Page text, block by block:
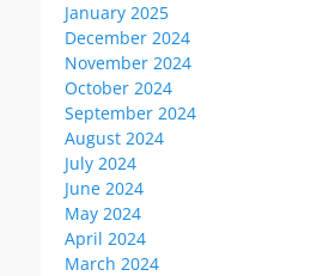
January 2025
December 2024
November 2024
October 2024
September 2024
August 2024
July 2024
June 2024
May 2024
April 2024
March 2024